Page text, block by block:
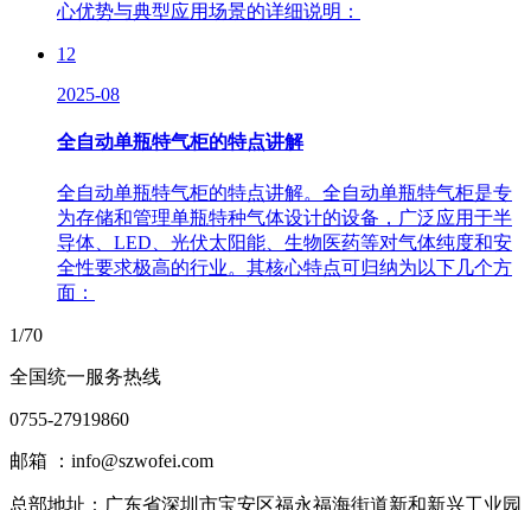
心优势与典型应用场景的详细说明：
12
2025-08
全自动单瓶特气柜的特点讲解
全自动单瓶特气柜的特点讲解。全自动单瓶特气柜是专
为存储和管理单瓶特种气体设计的设备，广泛应用于半
导体、LED、光伏太阳能、生物医药等对气体纯度和安
全性要求极高的行业。其核心特点可归纳为以下几个方
面：
1/70
全国统一服务热线
0755-27919860
邮箱 ：info@szwofei.com
总部地址： 广东省深圳市宝安区福永福海街道新和新兴工业园